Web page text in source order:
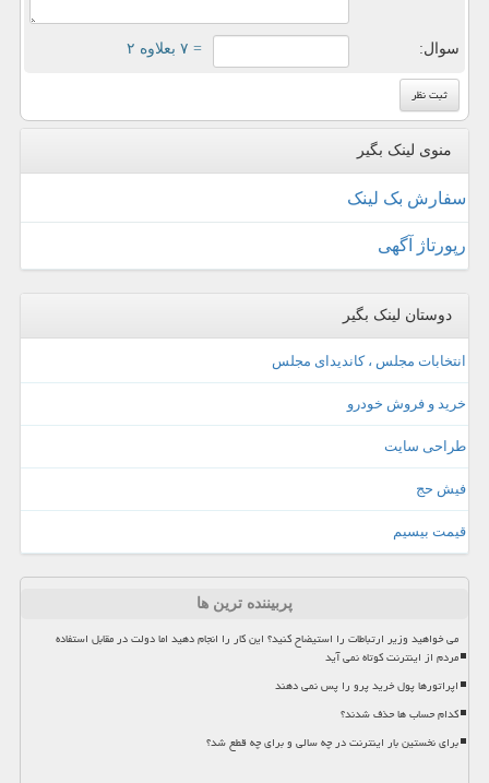
سوال: = ۷ بعلاوه ۲
منوی لینک بگیر
سفارش بک لینک
رپورتاژ آگهی
دوستان لینک بگیر
انتخابات مجلس ، کاندیدای مجلس
خرید و فروش خودرو
طراحی سایت
فیش حج
قیمت بیسیم
پربیننده ترین ها
می خواهید وزیر ارتباطات را استیضاح کنید؟ این کار را انجام دهید اما دولت در مقابل استفاده
مردم از اینترنت کوتاه نمی آید
اپراتورها پول خرید پرو را پس نمی دهند
کدام حساب ها حذف شدند؟
برای نخستین بار اینترنت در چه سالی و برای چه قطع شد؟